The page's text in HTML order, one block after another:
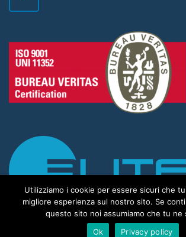
Utilizziamo i cookie per essere sicuri che
migliore esperienza sul nostro sito. Se
questo sito noi assumiamo che tu ne
Ok
Privacy policy